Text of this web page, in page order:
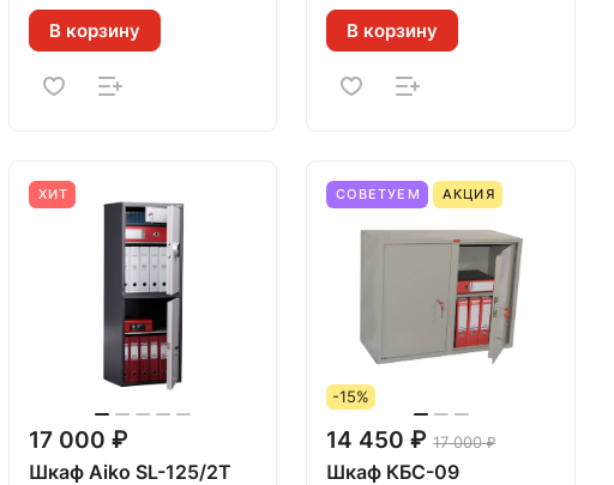
В корзину В корзину
ХИТ
17 000 ₽
Шкаф Aiko SL-125/2T
СОВЕТУЕМ АКЦИЯ
-15%
14 450 ₽ 17 000 ₽
Шкаф КБС-09